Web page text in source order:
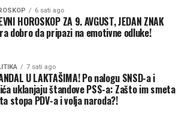
6 sati ago
HOROSKOP ZA 9. AVGUST, JEDAN ZNAK
dobro da pripazi na emotivne odluke!
7 sati ago
U LAKTAŠIMA! Po nalogu SNSD-a i
uklanjaju štandove PSS-a: Zašto im smeta
stopa PDV-a i volja naroda?!